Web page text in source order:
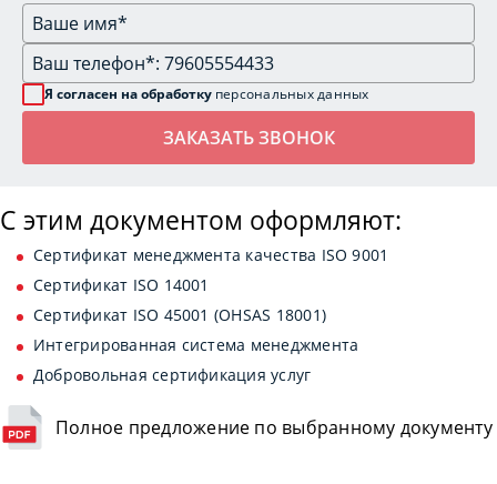
Я согласен на обработку персональных данных
С этим документом оформляют:
Сертификат менеджмента качества ISO 9001
Сертификат ISO 14001
Сертификат ISO 45001 (OHSAS 18001)
Интегрированная система менеджмента
Добровольная сертификация услуг
Полное предложение по выбранному документу